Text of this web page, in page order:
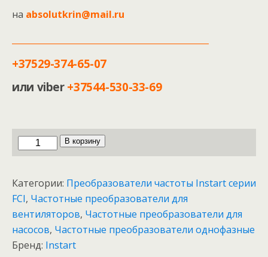
на absolutkrin@mail.ru
+37529-374-65-07
или viber +37544-530-33-69
Количество
товара
частоты
Instart
FCI-
G1.5-
4B
В корзину
Категории: Преобразователи частоты Instart серии
FCI, Частотные преобразователи для
вентиляторов, Частотные преобразователи для
насосов, Частотные преобразователи однофазные
Бренд: Instart